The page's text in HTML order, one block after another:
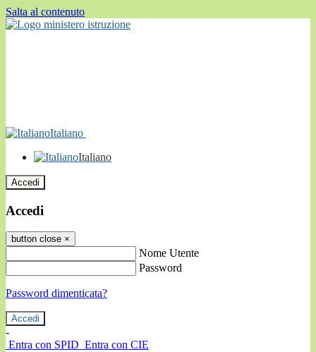
Salta al contenuto
Italiano
Italiano
Accedi
Accedi
button close ×
Nome Utente
Password
Password dimenticata?
-
Entra con SPID Entra con CIE